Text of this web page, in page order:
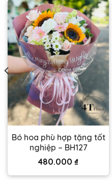
Bó hoa phù hợp tặng tốt
nghiệp – BH127
480.000 ₫